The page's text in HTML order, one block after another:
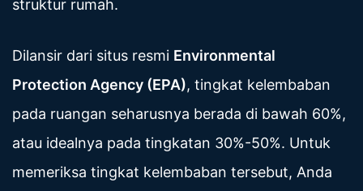
struktur rumah.
Dilansir dari situs resmi Environmental
Protection Agency (EPA), tingkat kelembaban
pada ruangan seharusnya berada di bawah 60%,
atau idealnya pada tingkatan 30%-50%. Untuk
memeriksa tingkat kelembaban tersebut, Anda